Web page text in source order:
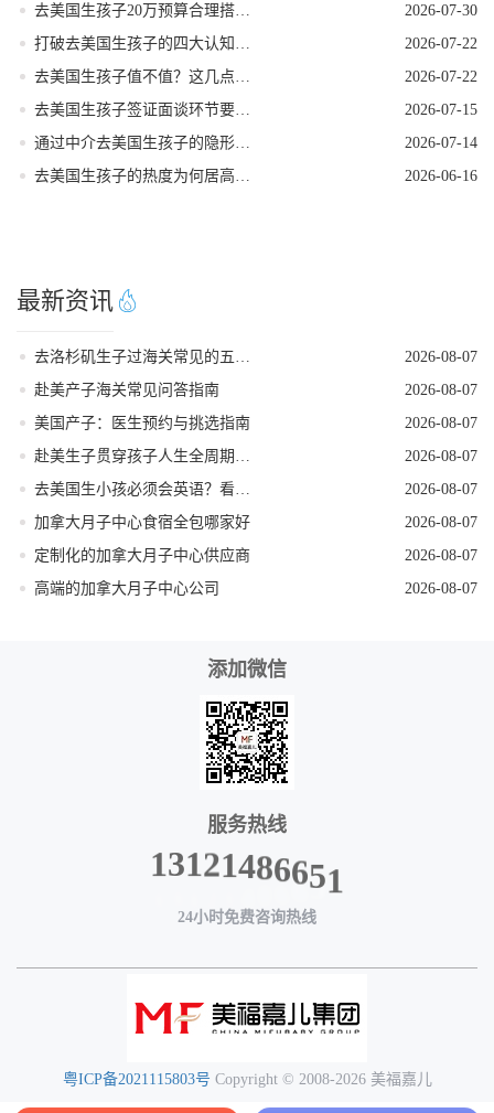
2026-07-30
2026-07-22
2026-07-22
2026-07-15
2026-07-14
2026-06-16
最新资讯
2026-08-07
赴美产子海关常见问答指南
2026-08-07
美国产子：医生预约与挑选指南
2026-08-07
2026-08-07
2026-08-07
加拿大月子中心食宿全包哪家好
2026-08-07
定制化的加拿大月子中心供应商
2026-08-07
高端的加拿大月子中心公司
2026-08-07
添加微信
服务热线
13121486651
24小时免费咨询热线
粤ICP备2021115803号 Copyright © 2008-2026 美福嘉儿